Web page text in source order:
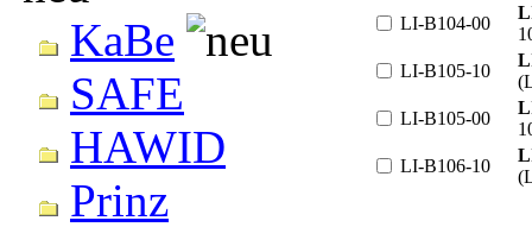
KaBe
SAFE
HAWID
Prinz
LI-B104-00
LI-B105-10
LI-B105-00
LI-B106-10